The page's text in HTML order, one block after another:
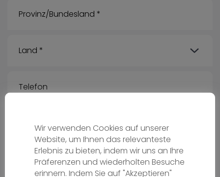
Deine Nachricht für uns:
Wir verwenden Cookies auf unserer
Website, um Ihnen das relevanteste
Erlebnis zu bieten, indem wir uns an Ihre
Präferenzen und wiederholten Besuche
erinnern. Indem Sie auf "Akzeptieren"